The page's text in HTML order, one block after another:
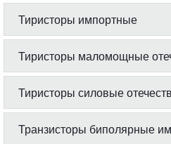
Тиристоры импортные
Тиристоры маломощные
Тиристоры силовые
Транзисторы биполярные